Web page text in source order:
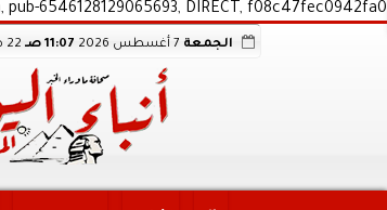
pub-6546128129065693, DIRECT, f08c47fec0942fa0
الجمعة 11:07 صـ 22 صفر 1448